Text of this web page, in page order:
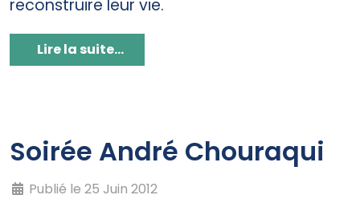
reconstruire leur vie.
Lire la suite...
Soirée André Chouraqui
Publié le 25 Juin 2012